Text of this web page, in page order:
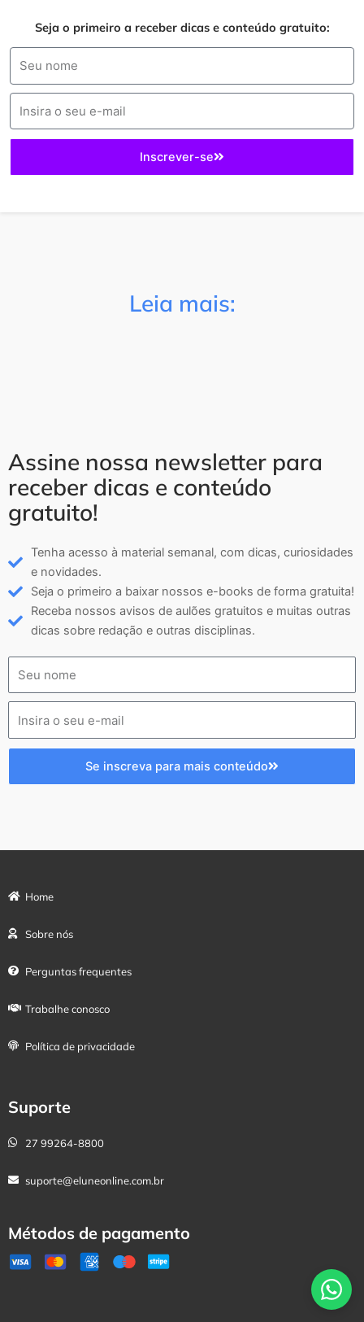
Seja o primeiro a receber dicas e conteúdo gratuito:
Inscrever-se
Leia mais:
Assine nossa newsletter para
receber dicas e conteúdo
gratuito!
Tenha acesso à material semanal, com dicas, curiosidades
e novidades.
Seja o primeiro a baixar nossos e-books de forma gratuita!
Receba nossos avisos de aulões gratuitos e muitas outras
dicas sobre redação e outras disciplinas.
Se inscreva para mais conteúdo
Home
Sobre nós
Perguntas frequentes
Trabalhe conosco
Política de privacidade
Suporte
27 99264-8800
suporte@eluneonline.com.br
Métodos de pagamento